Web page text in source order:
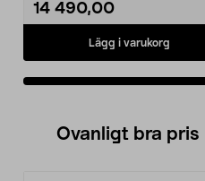
14 490,00
Lägg i varukorg
Ovanligt bra pris